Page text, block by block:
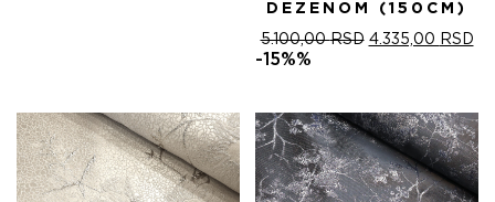
DEZENOM (150CM)
5.100,00RSD ОРИГИНАЛНА
5.100,00 RSD.
4.335,00 RSD
-15%%